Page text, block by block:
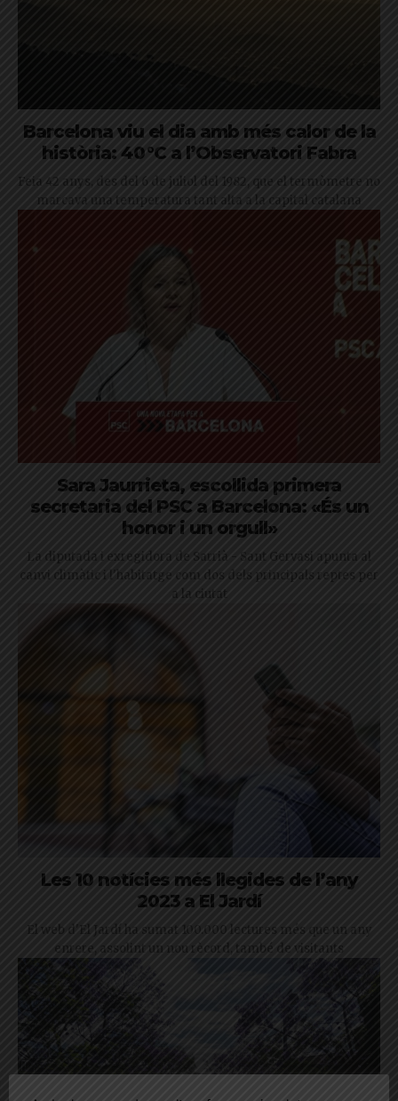
Barcelona viu el dia amb més calor de la
història: 40 °C a l’Observatori Fabra
Feia 42 anys, des del 6 de juliol del 1982, que el termòmetre no
marcava una temperatura tant alta a la capital catalana
Sara Jaurrieta, escollida primera
secretaria del PSC a Barcelona: «És un
honor i un orgull»
La diputada i exregidora de Sarrià - Sant Gervasi apunta al
canvi climàtic i l'habitatge com dos dels principals reptes per
a la ciutat
Les 10 notícies més llegides de l’any
2023 a El Jardí
El web d'El Jardí ha sumat 100.000 lectures més que un any
enrere, assolint un nou rècord, també de visitants